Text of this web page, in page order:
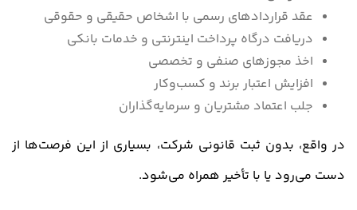
عقد قراردادهای رسمی با اشخاص حقیقی و حقوقی
دریافت درگاه پرداخت اینترنتی و خدمات بانکی
اخذ مجوزهای صنفی و تخصصی
افزایش اعتبار برند و کسب‌وکار
جلب اعتماد مشتریان و سرمایه‌گذاران
در واقع، بدون ثبت قانونی شرکت، بسیاری از این فرصت‌ها از
دست می‌رود یا با تأخیر همراه می‌شود.